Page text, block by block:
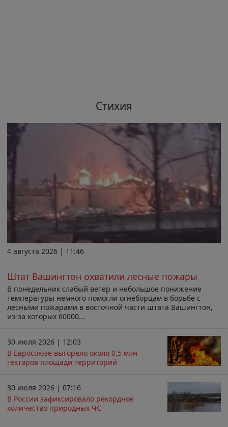
Стихия
4 августа 2026 | 11:46
Штат Вашингтон охватили лесные пожары
В понедельник слабый ветер и небольшое понижение
температуры немного помогли огнеборцам в борьбе с
лесными пожарами в восточной части штата Вашингтон,
из-за которых 60000...
30 июля 2026 | 12:03
В Евросоюзе выгорело около 0,5 млн
гектаров площади территорий
30 июля 2026 | 07:16
В России зафиксировало рекордное
количество природных ЧС